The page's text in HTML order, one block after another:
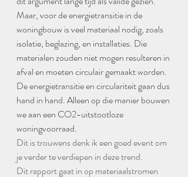
Maar, voor de energietransitie in de
woningbouw is veel materiaal nodig, zoals
isolatie, beglazing, en installaties. Die
materialen zouden niet mogen resulteren in
afval en moeten circulair gemaakt worden.
De energietransitie en circulariteit gaan dus
hand in hand. Alleen op die manier bouwen
we aan een CO2-uitstootloze
woningvoorraad.
Dit is trouwens denk ik een goed event om
je verder te verdiepen in deze trend.
Dit rapport gaat in op materiaalstromen